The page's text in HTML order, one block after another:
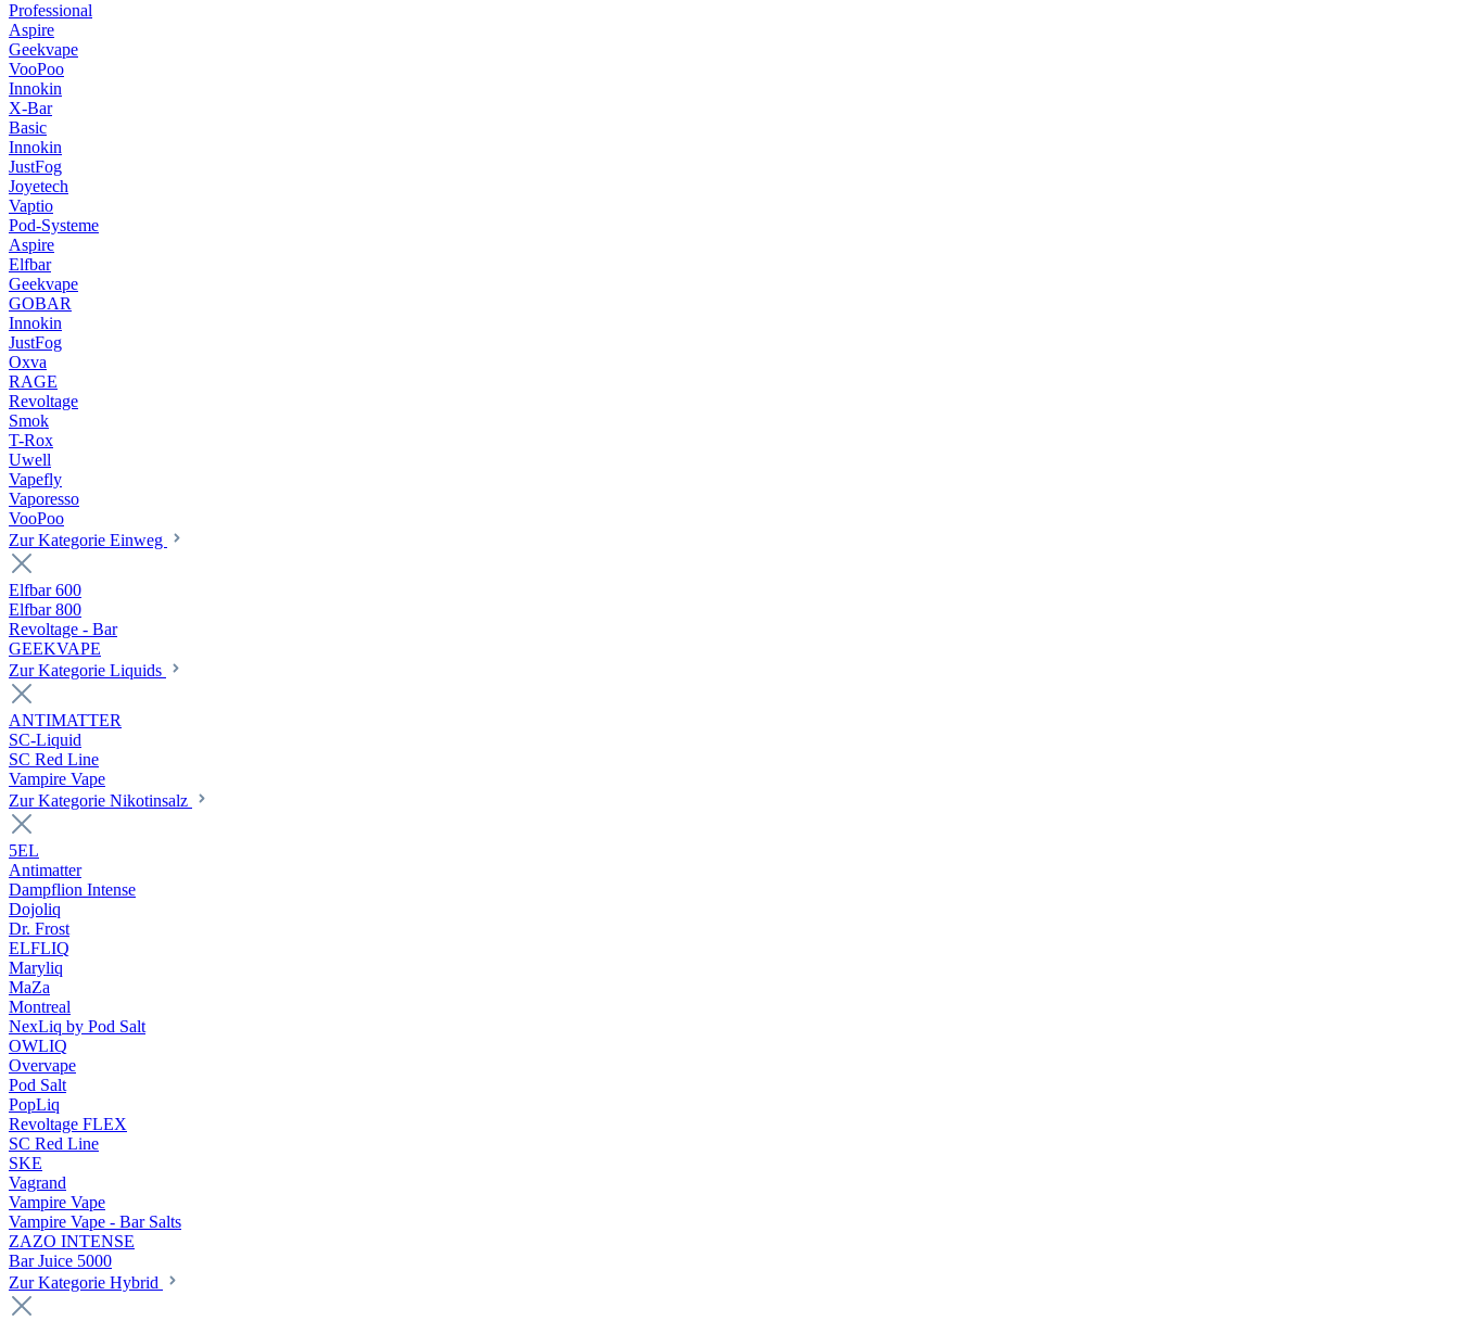
Professional
Aspire
Geekvape
VooPoo
Innokin
X-Bar
Basic
Innokin
JustFog
Joyetech
Vaptio
Pod-Systeme
Aspire
Elfbar
Geekvape
GOBAR
Innokin
JustFog
Oxva
RAGE
Revoltage
Smok
T-Rox
Uwell
Vapefly
Vaporesso
VooPoo
Zur Kategorie Einweg
Elfbar 600
Elfbar 800
Revoltage - Bar
GEEKVAPE
Zur Kategorie Liquids
ANTIMATTER
SC-Liquid
SC Red Line
Vampire Vape
Zur Kategorie Nikotinsalz
5EL
Antimatter
Dampflion Intense
Dojoliq
Dr. Frost
ELFLIQ
Maryliq
MaZa
Montreal
NexLiq by Pod Salt
OWLIQ
Overvape
Pod Salt
PopLiq
Revoltage FLEX
SC Red Line
SKE
Vagrand
Vampire Vape
Vampire Vape - Bar Salts
ZAZO INTENSE
Bar Juice 5000
Zur Kategorie Hybrid